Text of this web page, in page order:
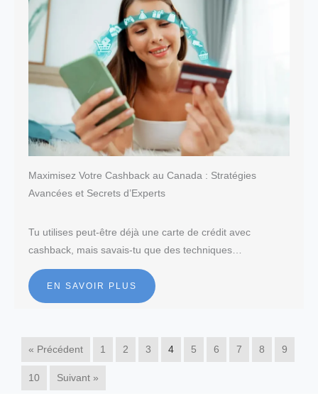
Maximisez Votre Cashback au Canada : Stratégies
Avancées et Secrets d’Experts
Tu utilises peut-être déjà une carte de crédit avec
cashback, mais savais-tu que des techniques…
EN SAVOIR PLUS
« Précédent 1 2 3 4 5 6 7 8 9
10 Suivant »